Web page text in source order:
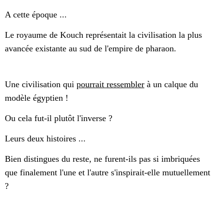
A cette époque ...
Le royaume de Kouch représentait la civilisation la plus
avancée existante au sud de l'empire de pharaon.
Une civilisation qui pourrait ressembler à un calque du
modèle égyptien !
Ou cela fut-il plutôt l'inverse ?
Leurs deux histoires ...
Bien distingues du reste, ne furent-ils pas si imbriquées
que finalement l'une et l'autre s'inspirait-elle mutuellement
?